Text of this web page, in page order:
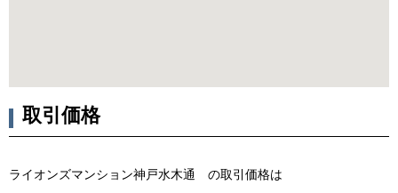
取引価格
ライオンズマンション神戸水木通 の取引価格は